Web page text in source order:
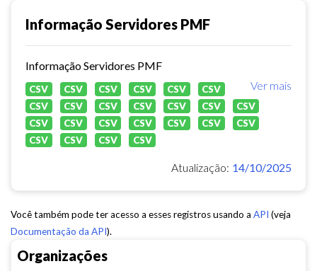
Organizações
Informação Servidores PMF
Informação Servidores PMF
Ver mais
CSV CSV CSV CSV CSV
CSV
CSV
CSV CSV CSV CSV CSV
CSV
CSV
CSV CSV CSV CSV CSV
CSV
CSV
CSV CSV CSV
Atualização: 14/10/2025
Você também pode ter acesso a esses registros usando a API (veja
Documentação da API).